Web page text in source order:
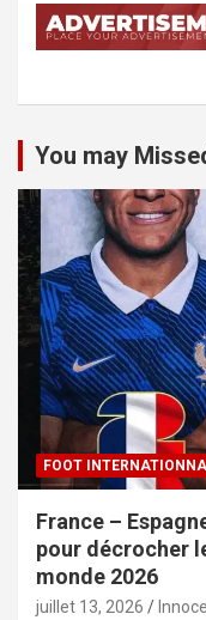
You may
FOOT
France –
pour décrocher
monde 2026
juillet 13, 2026